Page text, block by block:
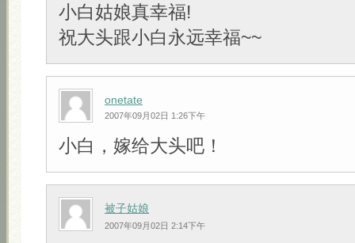
小白姑娘真幸福!
祝大头跟小白永远幸福~~
onetate
2007年09月02日 1:26下午
小白，嫁给大头吧！
被子姑娘
2007年09月02日 2:14下午